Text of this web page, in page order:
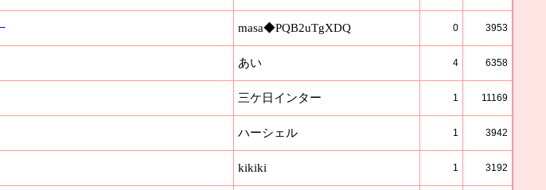
masa◆PQB2uTgXDQ 0 3953
あい 4 6358
三ケ日インター 1 11169
ハーシェル 1 3942
kikiki 1 3192